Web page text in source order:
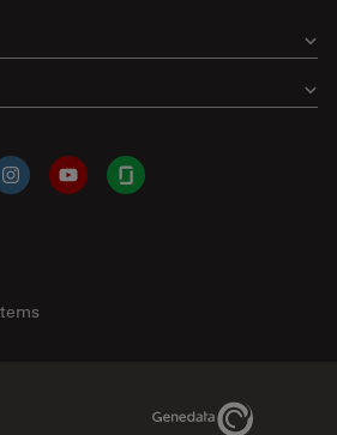
InstagramYouTubeGlassdoor
Genedata Link